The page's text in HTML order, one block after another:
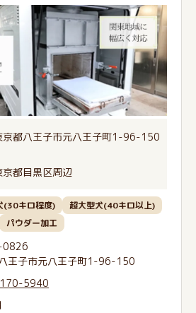
京都八王子市元八王子町1-96-150
京都目黒区周辺
(30キロ程度)
超大型犬(40キロ以上)
パウダー加工
0826
王子市元八王子町1-96-150
5940